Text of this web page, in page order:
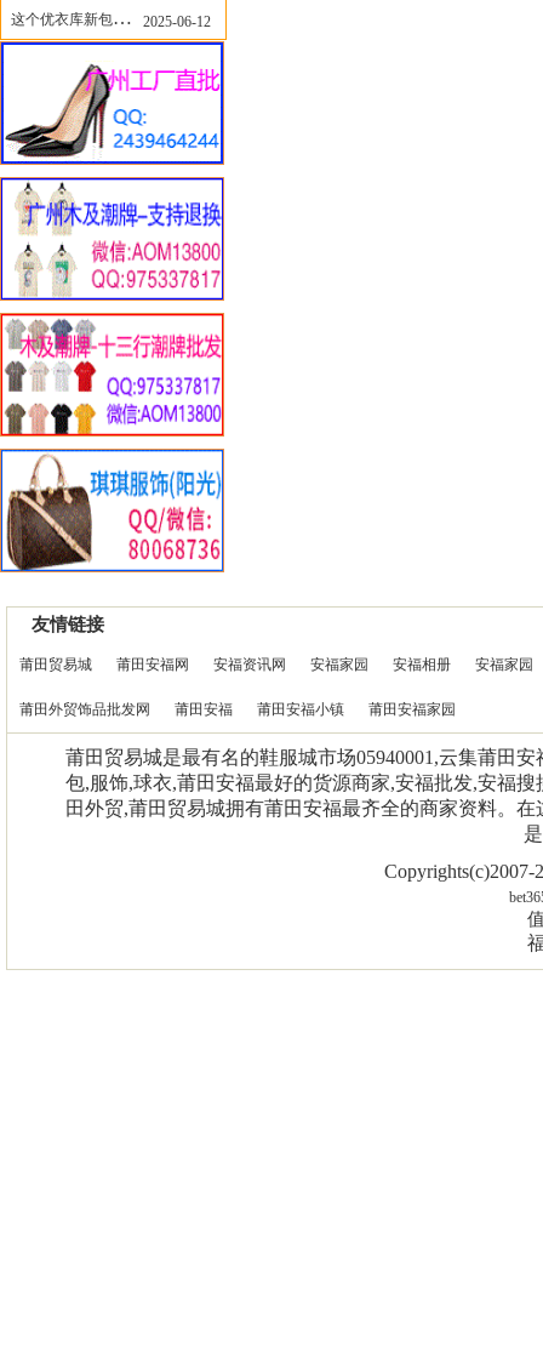
这个优衣库新包，能火起来吗？
2025-06-12
友情链接
莆田贸易城 莆田安福网 安福资讯网 安福家园 安福相册 安福家园
莆田外贸饰品批发网 莆田安福 莆田安福小镇 莆田安福家园
莆田贸易城是最有名的鞋服城市场05940001,云集莆田
包,服饰,球衣,莆田安福最好的货源商家,安福批发,安福
田外贸,莆田贸易城拥有莆田安福最齐全的商家资料。